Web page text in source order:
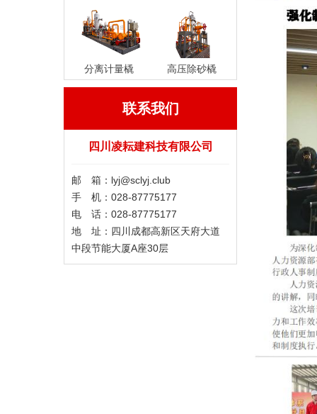
分离计量橇 高压除砂橇
联系我们
四川凌耘建科技有限公司
邮 箱：lyj@sclyj.club ​
手 机：028-87775177
电 话：028-87775177
地 址：四川成都高新区天府大道
中段节能大厦A座30层